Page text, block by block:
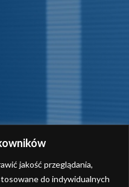
jakość przeglądania,
do indywidualnych